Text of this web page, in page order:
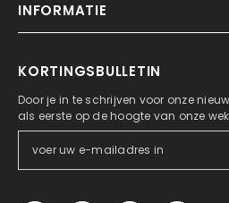
INFORMATIE
KORTINGSBULLETIN
Door je in te schrijven voor onze
als eerste op de hoogte van onze